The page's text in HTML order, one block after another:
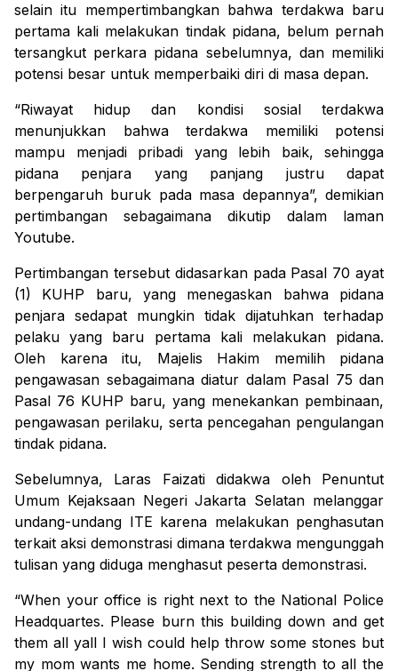
selain itu mempertimbangkan bahwa terdakwa baru
pertama kali melakukan tindak pidana, belum pernah
tersangkut perkara pidana sebelumnya, dan memiliki
potensi besar untuk memperbaiki diri di masa depan.
“Riwayat hidup dan kondisi sosial terdakwa
menunjukkan bahwa terdakwa memiliki potensi
mampu menjadi pribadi yang lebih baik, sehingga
pidana penjara yang panjang justru dapat
berpengaruh buruk pada masa depannya”, demikian
pertimbangan sebagaimana dikutip dalam laman
Youtube.
Pertimbangan tersebut didasarkan pada Pasal 70 ayat
(1) KUHP baru, yang menegaskan bahwa pidana
penjara sedapat mungkin tidak dijatuhkan terhadap
pelaku yang baru pertama kali melakukan pidana.
Oleh karena itu, Majelis Hakim memilih pidana
pengawasan sebagaimana diatur dalam Pasal 75 dan
Pasal 76 KUHP baru, yang menekankan pembinaan,
pengawasan perilaku, serta pencegahan pengulangan
tindak pidana.
Sebelumnya, Laras Faizati didakwa oleh Penuntut
Umum Kejaksaan Negeri Jakarta Selatan melanggar
undang-undang ITE karena melakukan penghasutan
terkait aksi demonstrasi dimana terdakwa mengunggah
tulisan yang diduga menghasut peserta demonstrasi.
“When your office is right next to the National Police
Headquartes. Please burn this building down and get
them all yall I wish could help throw some stones but
my mom wants me home. Sending strength to all the